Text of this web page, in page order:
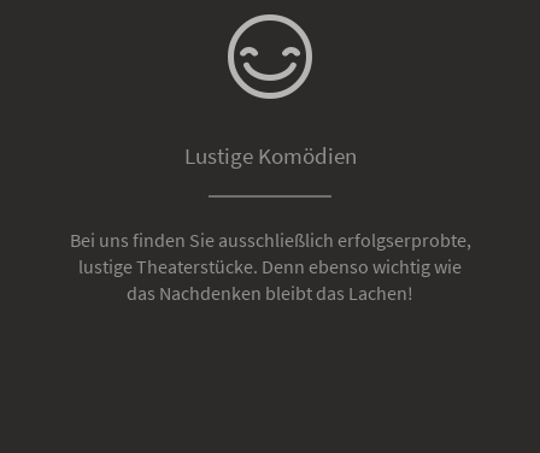
Lustige Komödien
Bei uns finden Sie ausschließlich erfolgserprobte,
lustige Theaterstücke. Denn ebenso wichtig wie
das Nachdenken bleibt das Lachen!